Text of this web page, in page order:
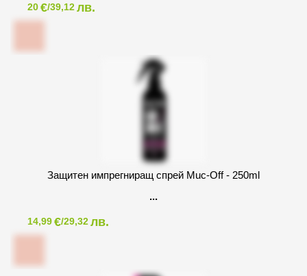
20€/39,12лв.
Защитен импрегниращ спрей Muc-Off - 250ml
14,99€/29,32лв.